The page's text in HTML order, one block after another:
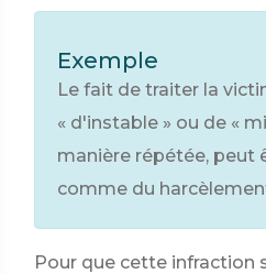
Exemple
Le fait de traiter la
« d'instable » ou de «
manière répétée, peut
comme du
Pour que cette infraction